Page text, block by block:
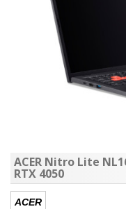
ACER Nitro Lite
RTX 4050
ACER